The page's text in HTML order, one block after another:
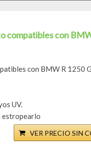
compatibles con
con BMW R 1250
UV.
estropearlo
VER PRECIO SIN